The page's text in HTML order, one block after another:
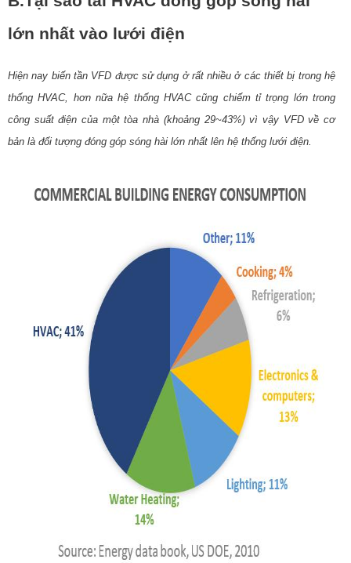
lớn nhất vào lưới điện
Hiện nay biến tần VFD được sử dụng ở rất nhiều ở các thiết bị trong hệ
thống HVAC, hơn nữa hệ thống HVAC cũng chiếm tỉ trọng lớn trong
công suất điện của một tòa nhà (khoảng 29~43%) vì vậy VFD về cơ
bản là đối tượng đóng góp sóng hài lớn nhất lên hệ thống lưới điện.